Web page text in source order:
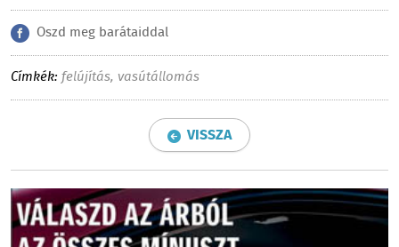
Oszd meg barátaiddal
Címkék: felújítás, vasútállomás
VISSZA